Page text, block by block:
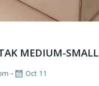
MEDIUM-SMALL
- Oct 11